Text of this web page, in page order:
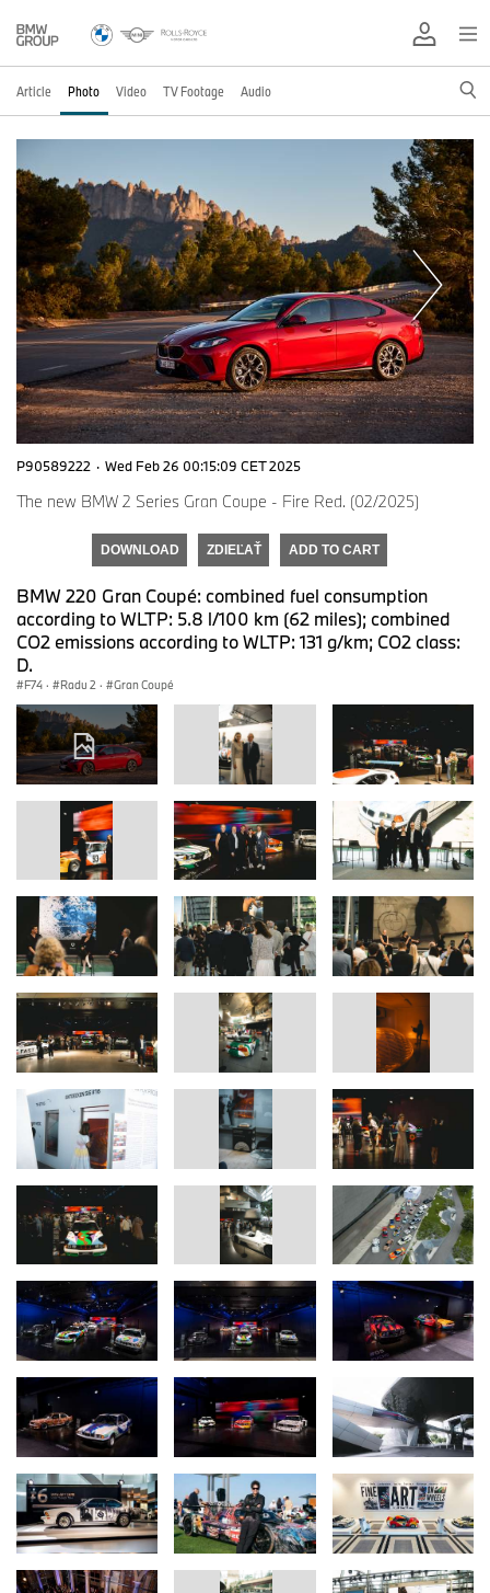
Article Photo Video TV Footage Audio
P90589222 · Wed Feb 26 00:15:09 CET 2025
The new BMW 2 Series Gran Coupe - Fire Red. (02/2025)
DOWNLOAD ZDIEĽAŤ ADD TO CART
BMW 220 Gran Coupé: combined fuel consumption
according to WLTP: 5.8 l/100 km (62 miles); combined
CO2 emissions according to WLTP: 131 g/km; CO2 class:
D.
F74 · Radu 2 · Gran Coupé